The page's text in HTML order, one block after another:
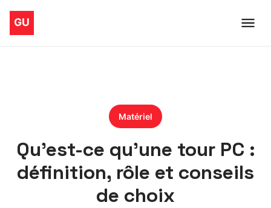
Matériel
Qu’est-ce qu’une tour PC :
définition, rôle et conseils
de choix